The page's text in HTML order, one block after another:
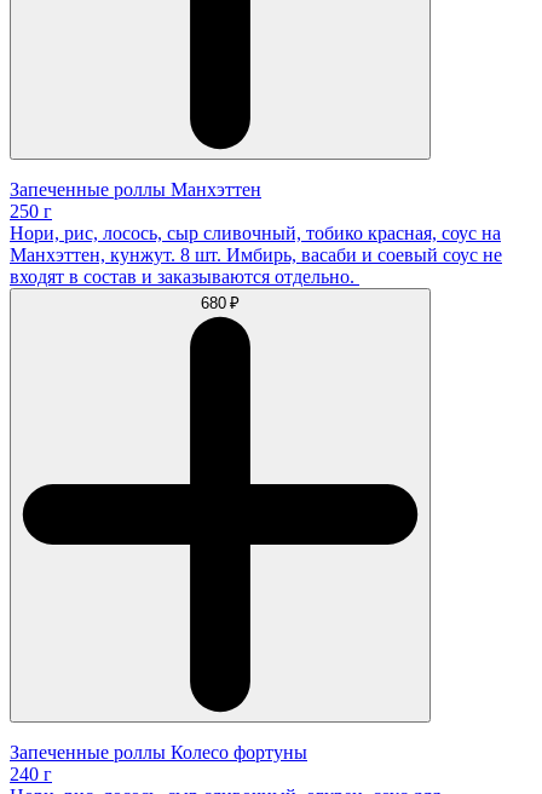
Запеченные роллы Манхэттен
250 г
Нори, рис, лосось, сыр сливочный, тобико красная, соус на
Манхэттен, кунжут. 8 шт. Имбирь, васаби и соевый соус не
входят в состав и заказываются отдельно.
680 ₽
Запеченные роллы Колесо фортуны
240 г